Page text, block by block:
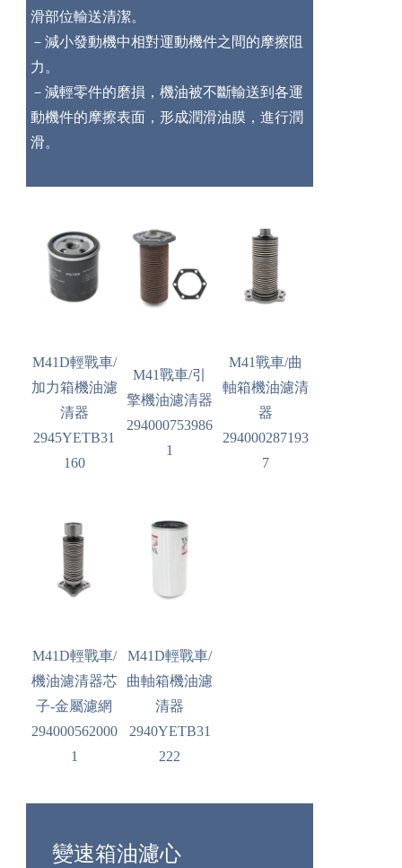
滑部位輸送清潔。
－減小發動機中相對運動機件之間的摩擦阻
力。
－減輕零件的磨損，機油被不斷輸送到各運
動機件的摩擦表面，形成潤滑油膜，進行潤
滑。
M41D輕戰車/
加力箱機油濾
清器
2945YETB31
160
M41戰車/引
擎機油濾清器
294000753986
1
M41戰車/曲
軸箱機油濾清
器
294000287193
7
M41D輕戰車/
機油濾清器芯
子-金屬濾網
294000562000
1
M41D輕戰車/
曲軸箱機油濾
清器
2940YETB31
222
變速箱油濾心